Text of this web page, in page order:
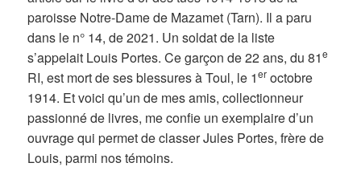
paroisse Notre-Dame de Mazamet (Tarn). Il a paru
dans le n° 14, de 2021. Un soldat de la liste
s’appelait Louis Portes. Ce garçon de 22 ans, du 81e
RI, est mort de ses blessures à Toul, le 1er octobre
1914. Et voici qu’un de mes amis, collectionneur
passionné de livres, me confie un exemplaire d’un
ouvrage qui permet de classer Jules Portes, frère de
Louis, parmi nos témoins.